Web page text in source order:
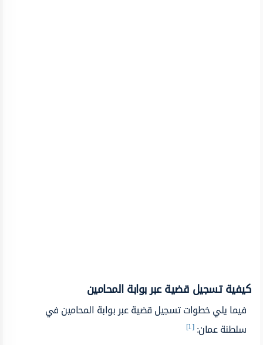
كيفية تسجيل قضية عبر بوابة المحامين
فيما يلي خطوات تسجيل قضية عبر بوابة المحامين في
سلطنة عمان:[1]